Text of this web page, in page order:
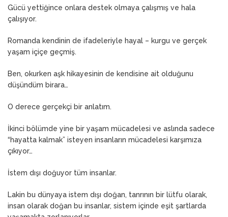
Gücü yettiğince onlara destek olmaya çalışmış ve hala
çalışıyor.
Romanda kendinin de ifadeleriyle hayal – kurgu ve gerçek
yaşam içiçe geçmiş.
Ben, okurken aşk hikayesinin de kendisine ait olduğunu
düşündüm birara…
O derece gerçekçi bir anlatım.
İkinci bölümde yine bir yaşam mücadelesi ve aslında sadece
“hayatta kalmak” isteyen insanların mücadelesi karşımıza
çıkıyor…
İstem dışı doğuyor tüm insanlar.
Lakin bu dünyaya istem dışı doğan, tanrının bir lütfu olarak,
insan olarak doğan bu insanlar, sistem içinde eşit şartlarda